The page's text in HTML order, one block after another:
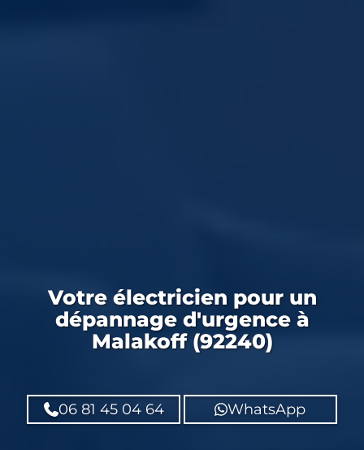
Votre électricienpour un
dépannage d'urgence à
Malakoff (92240)
06 81 45 04 64 WhatsApp